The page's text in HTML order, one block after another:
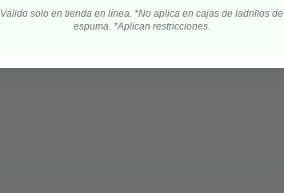
Válido solo en tienda en línea. *No aplica en cajas de ladrillos de
espuma. *Aplican restricciones.